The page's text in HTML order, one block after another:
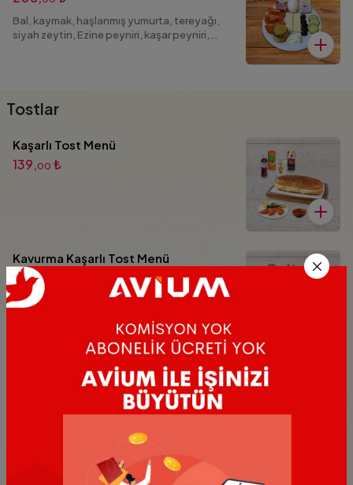
Bal, kaymak, haşlanmış yumurta, tereyağı,
siyah zeytin, Ezine peyniri, kaşar peyniri,
Tostlar
Kaşarlı Tost Menü
139,00 ₺
Kavurma Kaşarlı Tost Menü
208,00
Kavurma Sucuk Kaşarlı Tost Menü